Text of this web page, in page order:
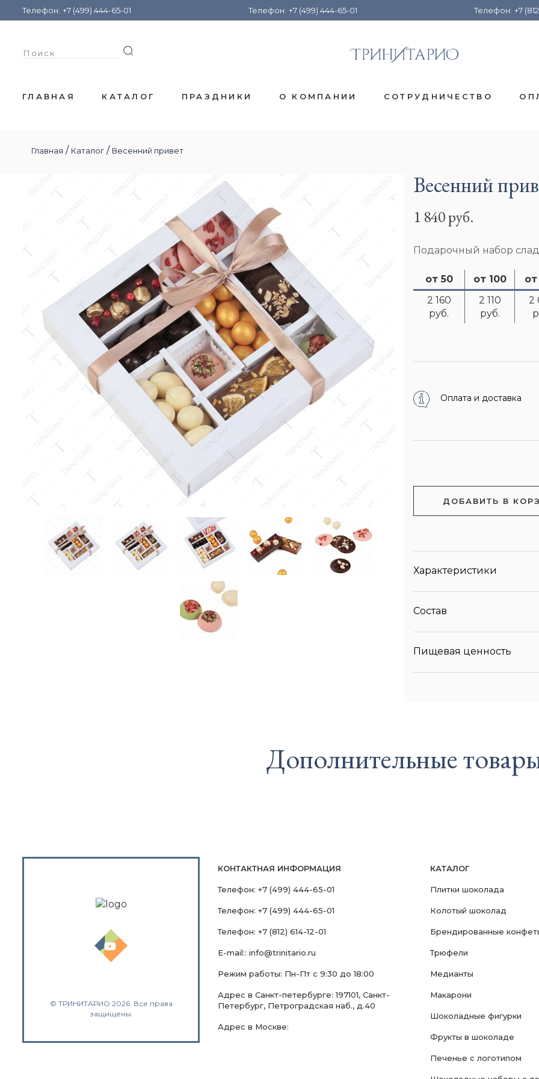
Телефон: +7 (499) 444-65-01 Телефон: +7 (499) 444-65-01 Телефон: +7
ГЛАВНАЯ КАТАЛОГ ПРАЗДНИКИ О КОМПАНИИ СОТРУДНИЧЕСТВО
Главная / Каталог / Весенний привет
Весенний
1 840 руб.
Подарочный набор
от 50 от 100
2 160
руб.
2 110
руб.
2
Оплата и доставка
ДОБАВИТЬ В
Характеристики
Состав
Пищевая ценность
Дополнительные
© ТРИНИТАРИО 2026. Все права
защищены.
КОНТАКТНАЯ ИНФОРМАЦИЯ
Телефон: +7 (499) 444-65-01
Телефон: +7 (499) 444-65-01
Телефон: +7 (812) 614-12-01
E-mail:: info@trinitario.ru
Режим работы: Пн-Пт с 9:30 до 18:00
Адрес в Санкт-петербурге: 197101, Санкт-
Петербург, Петроградская наб., д.40
Адрес в Москве:
КАТАЛОГ
Плитки шоколада
Колотый шоколад
Брендированные
Трюфели
Медианты
Макарони
Шоколадные фигурки
Фрукты в шоколаде
Печенье с логотипом